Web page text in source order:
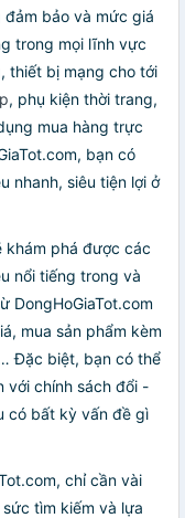
bảo và mức giá
trong mọi lĩnh vực
thiết bị mạng cho tới
, phụ kiện thời trang,
mua hàng trực
bạn có
nhanh, siêu tiện lợi ở
khám phá được các
nổi tiếng trong và
DongHoGiaTot.com
mua sản phẩm kèm
Đặc biệt, bạn có thể
với chính sách đổi -
có bất kỳ vấn đề gì
chỉ cần vài
tìm kiếm và lựa